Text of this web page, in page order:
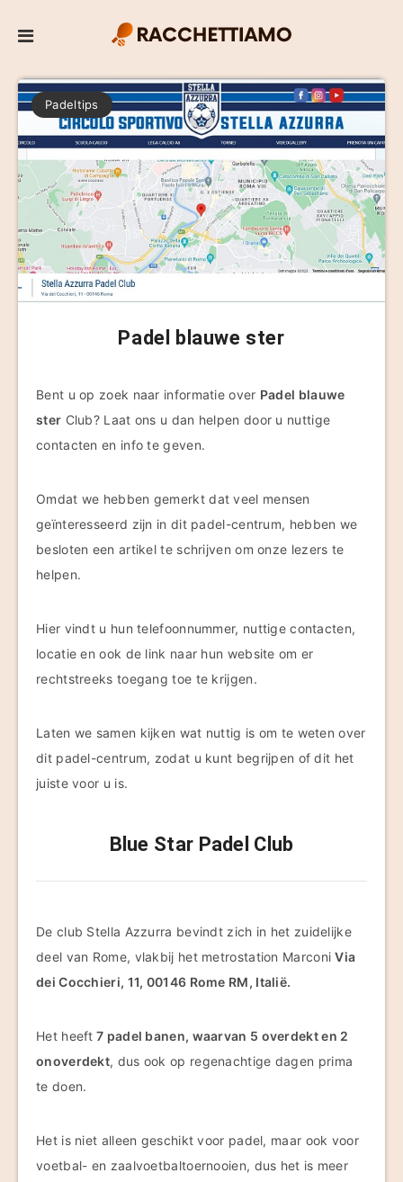
Padeltips
Padel blauwe ster
Bent u op zoek naar informatie over Padel blauwe
ster Club? Laat ons u dan helpen door u nuttige
contacten en info te geven.
Omdat we hebben gemerkt dat veel mensen
geïnteresseerd zijn in dit padel-centrum, hebben we
besloten een artikel te schrijven om onze lezers te
helpen.
Hier vindt u hun telefoonnummer, nuttige contacten,
locatie en ook de link naar hun website om er
rechtstreeks toegang toe te krijgen.
Laten we samen kijken wat nuttig is om te weten over
dit padel-centrum, zodat u kunt begrijpen of dit het
juiste voor u is.
Blue Star Padel Club
De club Stella Azzurra bevindt zich in het zuidelijke
deel van Rome, vlakbij het metrostation MarconiVia
dei Cocchieri, 11, 00146 Rome RM, Italië.
Het heeft 7 padel banen, waarvan 5 overdekt en 2
onoverdekt, dus ook op regenachtige dagen prima
te doen.
Het is niet alleen geschikt voor padel, maar ook voor
voetbal- en zaalvoetbaltoernooien, dus het is meer